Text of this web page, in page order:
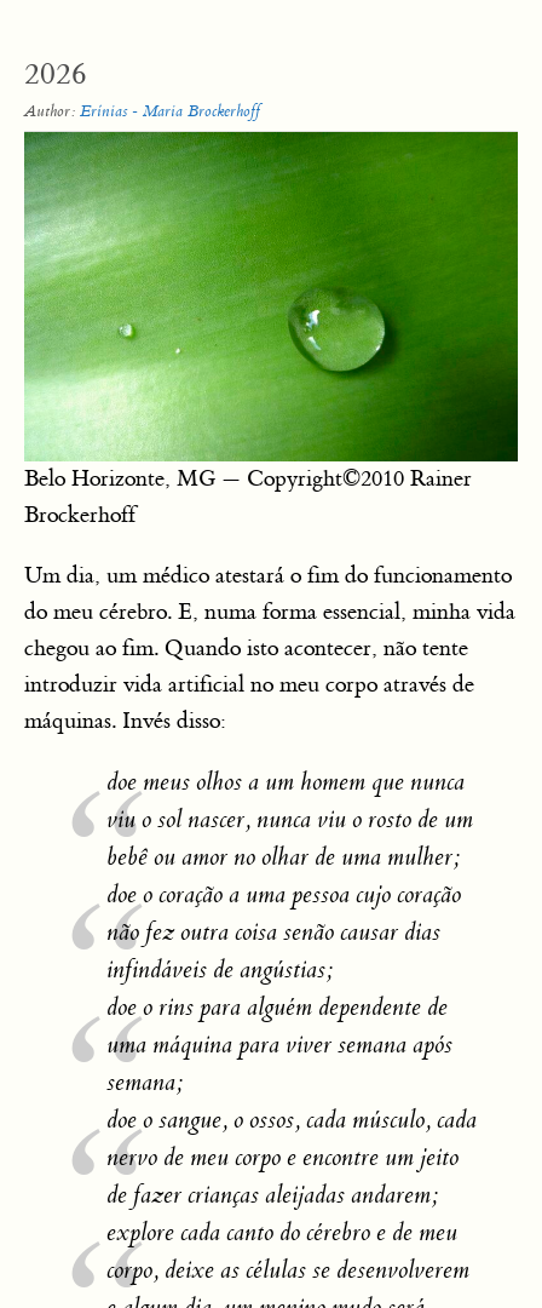
2026
Author: Erínias - Maria Brockerhoff
Belo Horizonte, MG — Copyright©2010 Rainer
Brockerhoff
Um dia, um médico atestará o fim do funcionamento
do meu cérebro. E, numa forma essencial, minha vida
chegou ao fim. Quando isto acontecer, não tente
introduzir vida artificial no meu corpo através de
máquinas. Invés disso:
doe meus olhos a um homem que nunca
viu o sol nascer, nunca viu o rosto de um
bebê ou amor no olhar de uma mulher;
doe o coração a uma pessoa cujo coração
não fez outra coisa senão causar dias
infindáveis de angústias;
doe o rins para alguém dependente de
uma máquina para viver semana após
semana;
doe o sangue, o ossos, cada músculo, cada
nervo de meu corpo e encontre um jeito
de fazer crianças aleijadas andarem;
explore cada canto do cérebro e de meu
corpo, deixe as células se desenvolverem